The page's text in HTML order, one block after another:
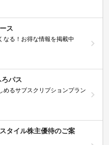
ス
なる！お得な情報を掲載中
パス
めるサブスクリプションプラン
タイル株主優待のご案